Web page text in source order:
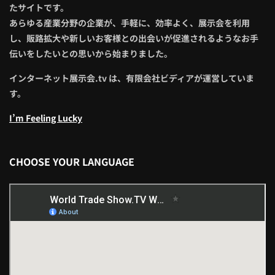
たサイトです。
あらゆる産業分野の企業が、手軽に、効率よく、展示会を利用
し、販路拡大や新しいお客様との出会いが促進されるようなお手
伝いをしたいとの思いから始まりました。
インターネット展示会.tv は、有限会社ビディアが運営していま
す。
I’m Feeling Lucky
CHOOSE YOUR LANGUAGE